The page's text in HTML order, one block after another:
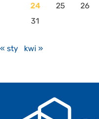
24
25 26
31
« sty kwi »